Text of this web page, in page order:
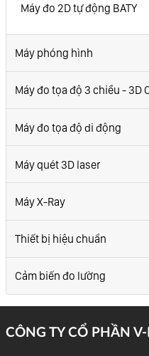
Máy đo 2D tự động BATY
Máy phóng hình
Máy đo tọa độ 3 chiều - 3D
Máy đo tọa độ di động
Máy quét 3D laser
Máy X-Ray
Thiết bị hiệu chuẩn
Cảm biến đo lường
CÔNG TY CỔ PHẦN